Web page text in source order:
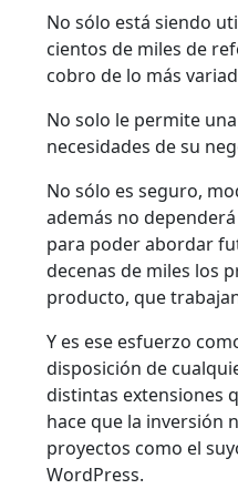
No sólo está siendo
cientos de miles de
cobro de lo más
No solo le permite
necesidades de su
No sólo es seguro,
además no
para poder abordar
decenas de miles los
producto, que
Y es ese esfuerzo
disposición de
distintas extensiones
hace que la inversión
proyectos como el
WordPress.